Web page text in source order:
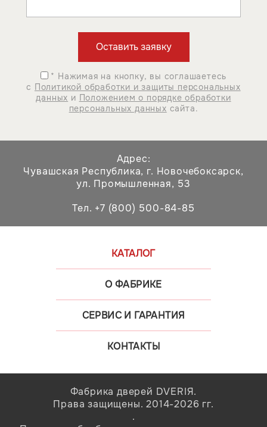
* Нажимая на кнопку, вы соглашаетесь
с Политикой обработки и защиты персональных
данных и Положением о порядке обработки
персональных данных сайта.
Адрес:
Чувашская Республика, г. Новочебоксарск,
ул. Промышленная, 53
Тел. +7 (800) 500-84-85
КАТАЛОГ
О ФАБРИКЕ
СЕРВИС И ГАРАНТИЯ
КОНТАКТЫ
Фабрика дверей DVERIЯ.
Права защищены. 2014-2026 гг.
.